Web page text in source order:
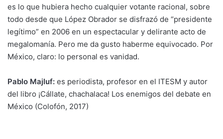
es lo que hubiera hecho cualquier votante racional, sobre
todo desde que López Obrador se disfrazó de “presidente
legítimo” en 2006 en un espectacular y delirante acto de
megalomanía. Pero me da gusto haberme equivocado. Por
México, claro: lo personal es vanidad.
Pablo Majluf: es periodista, profesor en el ITESM y autor
del libro ¡Cállate, chachalaca! Los enemigos del debate en
México (Colofón, 2017)